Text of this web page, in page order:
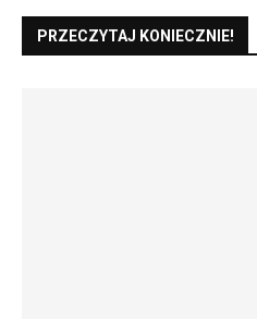
PRZECZYTAJ KONIECZNIE!